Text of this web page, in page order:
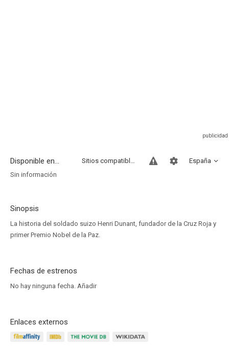
Disponible en... España
Sitios compatibles
Sin información
Sinopsis
La historia del soldado suizo Henri Dunant, fundador de la Cruz Roja y
primer Premio Nobel de la Paz.
Fechas de estrenos
No hay ninguna fecha. Añadir
Enlaces externos